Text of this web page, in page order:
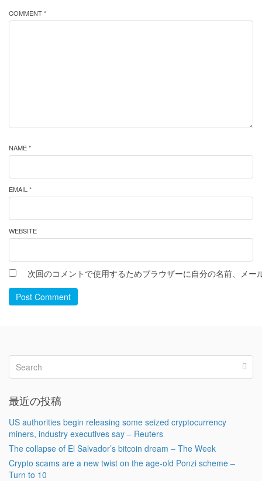
COMMENT *
NAME *
EMAIL *
WEBSITE
次回のコメントで使用するためブラウザーに自分の名前、メー
Post Comment
最近の投稿
US authorities begin releasing some seized cryptocurrency
miners, industry executives say – Reuters
The collapse of El Salvador’s bitcoin dream – The Week
Crypto scams are a new twist on the age-old Ponzi scheme –
Turn to 10